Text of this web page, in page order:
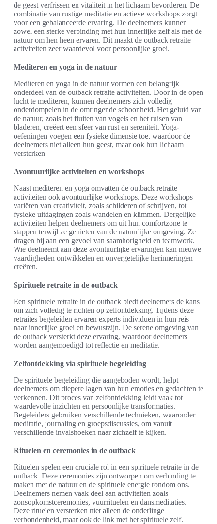
de geest verfrissen en vitaliteit in het lichaam bevorderen. De
combinatie van rustige meditatie en actieve workshops zorgt
voor een gebalanceerde ervaring. De deelnemers kunnen
zowel een sterke verbinding met hun innerlijke zelf als met de
natuur om hen heen ervaren. Dit maakt de outback retraite
activiteiten zeer waardevol voor persoonlijke groei.
Mediteren en yoga in de natuur
Mediteren en yoga in de natuur vormen een belangrijk
onderdeel van de outback retraite activiteiten. Door in de open
lucht te mediteren, kunnen deelnemers zich volledig
onderdompelen in de omringende schoonheid. Het geluid van
de natuur, zoals het fluiten van vogels en het ruisen van
bladeren, creëert een sfeer van rust en sereniteit. Yoga-
oefeningen voegen een fysieke dimensie toe, waardoor de
deelnemers niet alleen hun geest, maar ook hun lichaam
versterken.
Avontuurlijke activiteiten en workshops
Naast mediteren en yoga omvatten de outback retraite
activiteiten ook avontuurlijke workshops. Deze workshops
variëren van creativiteit, zoals schilderen of schrijven, tot
fysieke uitdagingen zoals wandelen en klimmen. Dergelijke
activiteiten helpen deelnemers om uit hun comfortzone te
stappen terwijl ze genieten van de natuurlijke omgeving. Ze
dragen bij aan een gevoel van saamhorigheid en teamwork.
Wie deelneemt aan deze avontuurlijke ervaringen kan nieuwe
vaardigheden ontwikkelen en onvergetelijke herinneringen
creëren.
Spirituele retraite in de outback
Een spirituele retraite in de outback biedt deelnemers de kans
om zich volledig te richten op zelfontdekking. Tijdens deze
retraites begeleiden ervaren experts individuen in hun reis
naar innerlijke groei en bewustzijn. De serene omgeving van
de outback versterkt deze ervaring, waardoor deelnemers
worden aangemoedigd tot reflectie en meditatie.
Zelfontdekking via spirituele begeleiding
De spirituele begeleiding die aangeboden wordt, helpt
deelnemers om diepere lagen van hun emoties en gedachten te
verkennen. Dit proces van zelfontdekking leidt vaak tot
waardevolle inzichten en persoonlijke transformaties.
Begeleiders gebruiken verschillende technieken, waaronder
meditatie, journaling en groepsdiscussies, om vanuit
verschillende invalshoeken naar zichzelf te kijken.
Rituelen en ceremonies in de outback
Rituelen spelen een cruciale rol in een spirituele retraite in de
outback. Deze ceremonies zijn ontworpen om verbinding te
maken met de natuur en de spirituele energie rondom ons.
Deelnemers nemen vaak deel aan activiteiten zoals
zonsopkomstceremonies, vuurrituelen en dansmeditaties.
Deze rituelen versterken niet alleen de onderlinge
verbondenheid, maar ook de link met het spirituele zelf.